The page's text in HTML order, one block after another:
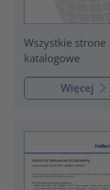
Wszystkie strone
katalogowe
Więcej